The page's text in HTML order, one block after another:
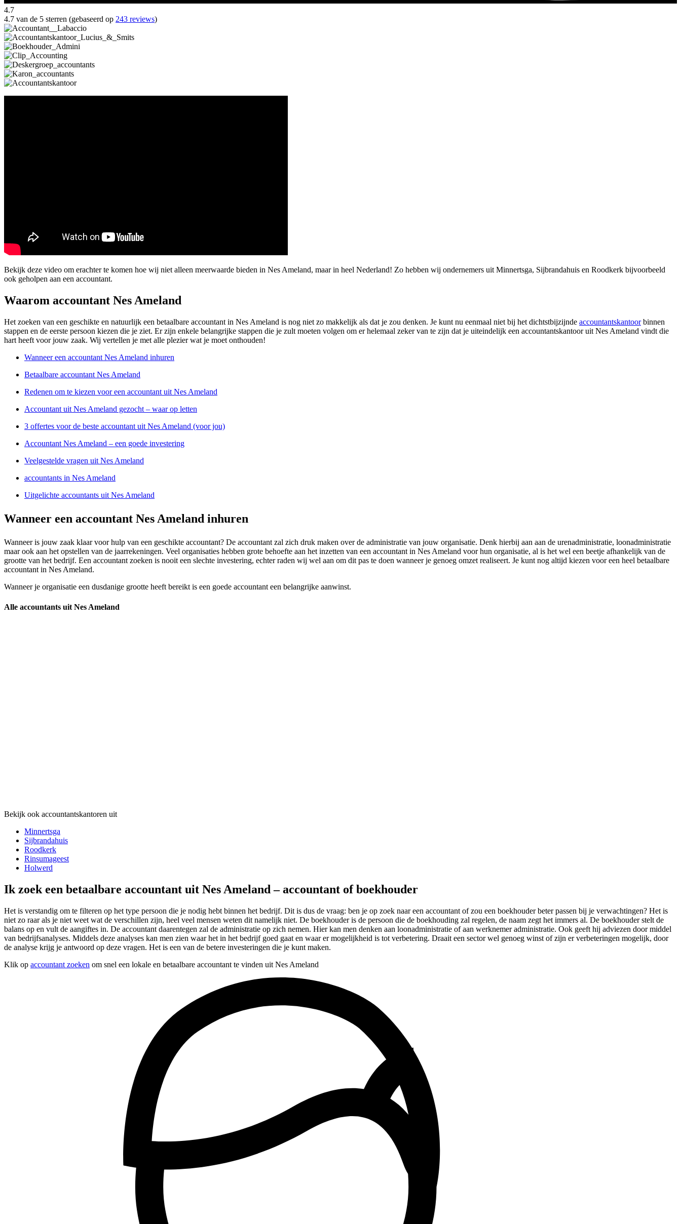
4.7
4.7 van de 5 sterren (gebaseerd op 243 reviews)
Bekijk deze video om erachter te komen hoe wij niet alleen meerwaarde bieden in Nes Ameland, maar in heel Nederland! Zo hebben wij ondernemers uit Minnertsga, Sijbrandahuis en Roodkerk bijvoorbeeld
ook geholpen aan een accountant.
Waarom accountant Nes Ameland
Het zoeken van een geschikte en natuurlijk een betaalbare accountant in Nes Ameland is nog niet zo makkelijk als dat je zou denken. Je kunt nu eenmaal niet bij het dichtstbijzijnde accountantskantoorbinnen
stappen en de eerste persoon kiezen die je ziet. Er zijn enkele belangrijke stappen die je zult moeten volgen om er helemaal zeker van te zijn dat je uiteindelijk een accountantskantoor uit Nes Ameland vindt die
hart heeft voor jouw zaak. Wij vertellen je met alle plezier wat je moet onthouden!
Wanneer een accountant Nes Ameland inhuren
Betaalbare accountant Nes Ameland
Redenen om te kiezen voor een accountant uit Nes Ameland
Accountant uit Nes Ameland gezocht – waar op letten
3 offertes voor de beste accountant uit Nes Ameland (voor jou)
Accountant Nes Ameland – een goede investering
Veelgestelde vragen uit Nes Ameland
accountants in Nes Ameland
Uitgelichte accountants uit Nes Ameland
Wanneer een accountant Nes Ameland inhuren
Wanneer is jouw zaak klaar voor hulp van een geschikte accountant? De accountant zal zich druk maken over de administratie van jouw organisatie. Denk hierbij aan aan de urenadministratie, loonadministratie
maar ook aan het opstellen van de jaarrekeningen. Veel organisaties hebben grote behoefte aan het inzetten van een accountant in Nes Ameland voor hun organisatie, al is het wel een beetje afhankelijk van de
grootte van het bedrijf. Een accountant zoeken is nooit een slechte investering, echter raden wij wel aan om dit pas te doen wanneer je genoeg omzet realiseert. Je kunt nog altijd kiezen voor een heel betaalbare
accountant in Nes Ameland.
Wanneer je organisatie een dusdanige grootte heeft bereikt is een goede accountant een belangrijke aanwinst.
Alle accountants uit Nes Ameland
Bekijk ook accountantskantoren uit
Minnertsga
Sijbrandahuis
Roodkerk
Rinsumageest
Holwerd
Ik zoek een betaalbare accountant uit Nes Ameland – accountant of boekhouder
Het is verstandig om te filteren op het type persoon die je nodig hebt binnen het bedrijf. Dit is dus de vraag: ben je op zoek naar een accountant of zou een boekhouder beter passen bij je verwachtingen? Het is
niet zo raar als je niet weet wat de verschillen zijn, heel veel mensen weten dit namelijk niet. De boekhouder is de persoon die de boekhouding zal regelen, de naam zegt het immers al. De boekhouder stelt de
balans op en vult de aangiftes in. De accountant daarentegen zal de administratie op zich nemen. Hier kan men denken aan loonadministratie of aan werknemer administratie. Ook geeft hij adviezen door middel
van bedrijfsanalyses. Middels deze analyses kan men zien waar het in het bedrijf goed gaat en waar er mogelijkheid is tot verbetering. Draait een sector wel genoeg winst of zijn er verbeteringen mogelijk, door
de analyse krijg je antwoord op deze vragen. Het is een van de betere investeringen die je kunt maken.
Klik op accountant zoeken om snel een lokale en betaalbare accountant te vinden uit Nes Ameland